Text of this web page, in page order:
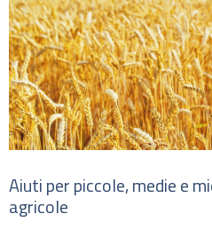
Aiuti per piccole, medie e
agricole